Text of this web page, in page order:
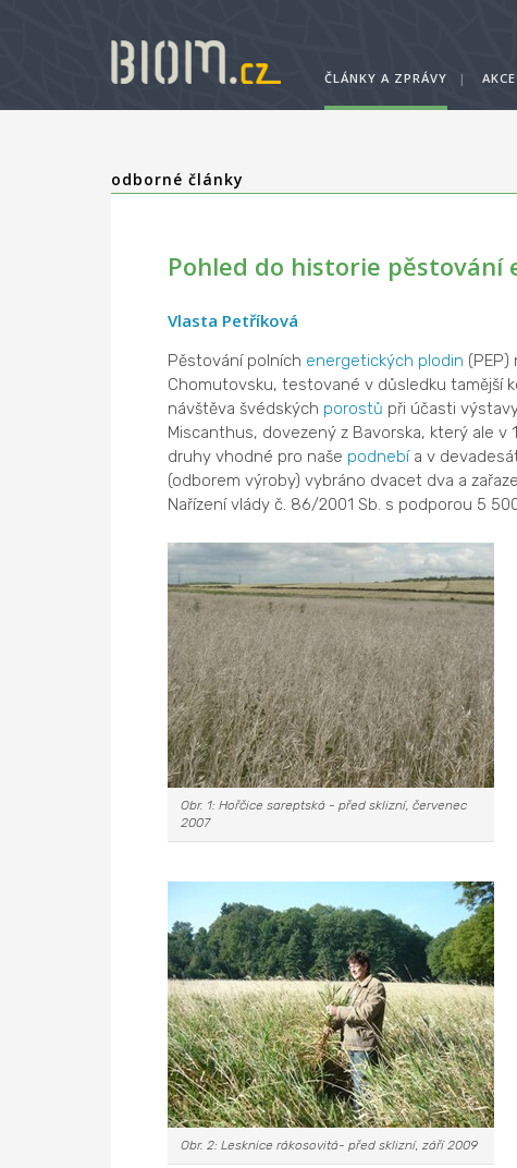
ČLÁNKY A ZPRÁVY | AKCE
odborné články
Pohled do historie
Vlasta Petříková
Pěstování polních energetických plodin
Chomutovsku, testované v důsledku tamější
návštěva švédských porostů při účasti
Miscanthus, dovezený z Bavorska, který ale
druhy vhodné pro naše podnebía v
(odborem výroby) vybráno dvacet dva a
Nařízení vlády č. 86/2001 Sb. s podporou 5
Obr. 1: Hořčice sareptská - před sklizní, červenec
2007
Obr. 2: Lesknice rákosovitá- před sklizní, září 2009